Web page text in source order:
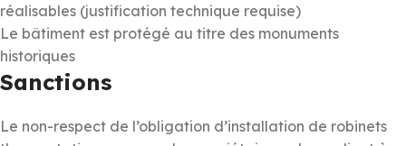
réalisables (justification technique requise)
Le bâtiment est protégé au titre des monuments
historiques
Sanctions
Le non-respect de l’obligation d’installation de robinets